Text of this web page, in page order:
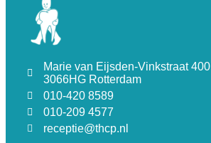
Marie van Eijsden-Vinkstraat 400
3066HG Rotterdam
010-420 8589
010-209 4577
receptie@thcp.nl